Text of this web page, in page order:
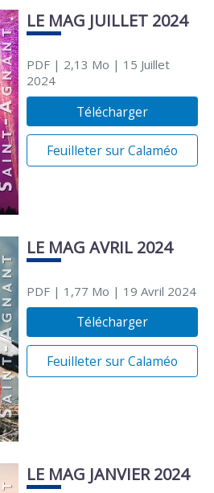
LE MAG JUILLET 2024
PDF| 2,13 Mo | 15 Juillet
2024
Télécharger
Feuilleter sur Calaméo
LE MAG AVRIL 2024
PDF| 1,77 Mo | 19 Avril 2024
Télécharger
Feuilleter sur Calaméo
LE MAG JANVIER 2024